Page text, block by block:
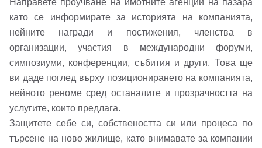
Забравена парола?
Вход
Вход като гост
Направете проучване на имотните агенции на пазара
като се информирате за историята на компанията,
нейните награди и постижения, членства в
организации, участия в международни форуми,
симпозиуми, конференции, събития и други. Това ще
ви даде поглед върху позиционирането на компанията,
нейното реноме сред останалите и прозрачността на
услугите, които предлага.
Защитете себе си, собствеността си или процеса по
търсене на ново жилище, като внимавате за компании
Телефон*
Вашето запитване стигна до нас. Ще
се обадим възможно най-бързо.